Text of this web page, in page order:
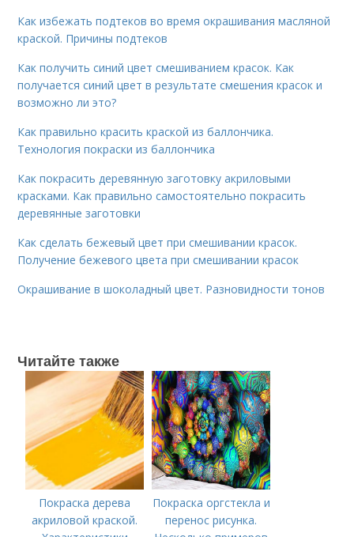
Как избежать подтеков во время окрашивания масляной
краской. Причины подтеков
Как получить синий цвет смешиванием красок. Как
получается синий цвет в результате смешения красок и
возможно ли это?
Как правильно красить краской из баллончика.
Технология покраски из баллончика
Как покрасить деревянную заготовку акриловыми
красками. Как правильно самостоятельно покрасить
деревянные заготовки
Как сделать бежевый цвет при смешивании красок.
Получение бежевого цвета при смешивании красок
Окрашивание в шоколадный цвет. Разновидности тонов
Читайте также
Покраска дерева
акриловой краской.
Покраска оргстекла и
перенос рисунка.